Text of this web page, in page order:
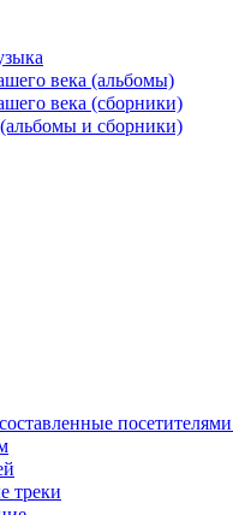
века (альбомы)
века (сборники)
и сборники)
треки